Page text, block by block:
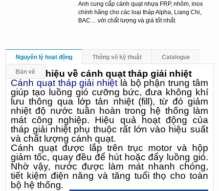
Anh cung cấp cánh quạt nhựa FRP, nhôm, inox
chính hãng cho các loại tháp Alpha, Liang Chi,
BAC… với chất lượng và giá tốt nhất.
Nguyên lý hoạt động Thông số kỹ thuật Catalogue
Bản vẽ
1. Giới thiệu về cánh quạt tháp giải nhiệt
Cánh quạt tháp giải nhiệtlà bộ phận trung tâm
giúp tạo luồng gió cưỡng bức, đưa không khí
lưu thông qua lớp tản nhiệt (fill), từ đó giảm
nhiệt độ nước tuần hoàn trong hệ thống làm
mát công nghiệp. Hiệu quả hoạt động của
tháp giải nhiệt phụ thuộc rất lớn vào hiệu suất
và chất lượng cánh quạt.
Cánh quạt được lắp trên trục motor và hộp
giảm tốc, quay đều để hút hoặc đẩy luồng gió.
Nhờ vậy, nước được làm mát nhanh chóng,
tiết kiệm điện năng và tăng tuổi thọ cho toàn
bộ hệ thống.